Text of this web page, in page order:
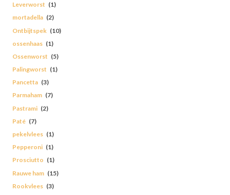
Leverworst (1)
mortadella (2)
Ontbijtspek (10)
ossenhaas (1)
Ossenworst (5)
Palingworst (1)
Pancetta (3)
Parmaham (7)
Pastrami (2)
Paté (7)
pekelvlees (1)
Pepperoni (1)
Prosciutto (1)
Rauwe ham (15)
Rookvlees (3)